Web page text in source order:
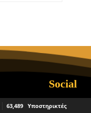
Social
63,489 Υποστηρικτές